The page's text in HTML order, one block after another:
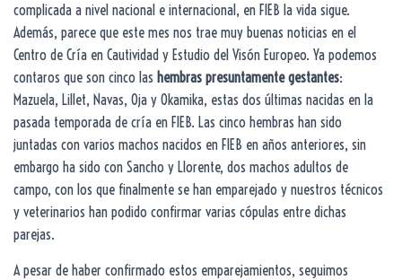
complicada a nivel nacional e internacional, en FIEB la vida sigue.
Además, parece que este mes nos trae muy buenas noticias en el
Centro de Cría en Cautividad y Estudio del Visón Europeo. Ya podemos
contaros que son cinco las hembras presuntamente gestantes:
Mazuela, Lillet, Navas, Oja y Okamika, estas dos últimas nacidas en la
pasada temporada de cría en FIEB. Las cinco hembras han sido
juntadas con varios machos nacidos en FIEB en años anteriores, sin
embargo ha sido con Sancho y Llorente, dos machos adultos de
campo, con los que finalmente se han emparejado y nuestros técnicos
y veterinarios han podido confirmar varias cópulas entre dichas
parejas.
A pesar de haber confirmado estos emparejamientos, seguimos